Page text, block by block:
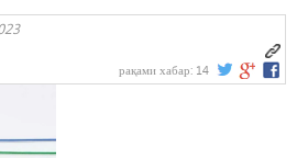
рақами хабар: 14